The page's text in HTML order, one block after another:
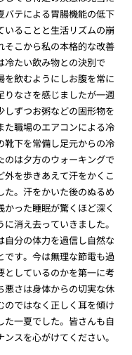
バテによる胃腸機能の低下
いることと生活リズムの崩
そこから私の本格的な改善
冷たい飲み物との決別で
を飲むようにしお腹を常に
りなさを感じましたが一週
しずつお粥などの固形物を
た職場のエアコンによる冷
靴下を常備し足元からの冷
のは夕方のウォーキングで
を歩きあえて汗をかくこ
た。汗をかいた後のぬるめ
った睡眠が驚くほど深く
消え去っていきました。
自分の体力を過信し自然な
です。今は無理な節電も過
としているのかを第一に考
悪さは身体からの切実な休
ではなく正しく耳を傾け
た一夏でした。皆さんも自
スを心がけてください。